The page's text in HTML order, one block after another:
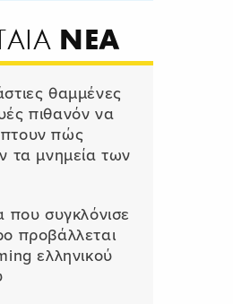
ΝΕΑ
θαμμένες
πιθανόν να
πώς
τα μνημεία των
που συγκλόνισε
προβάλλεται
ελληνικού